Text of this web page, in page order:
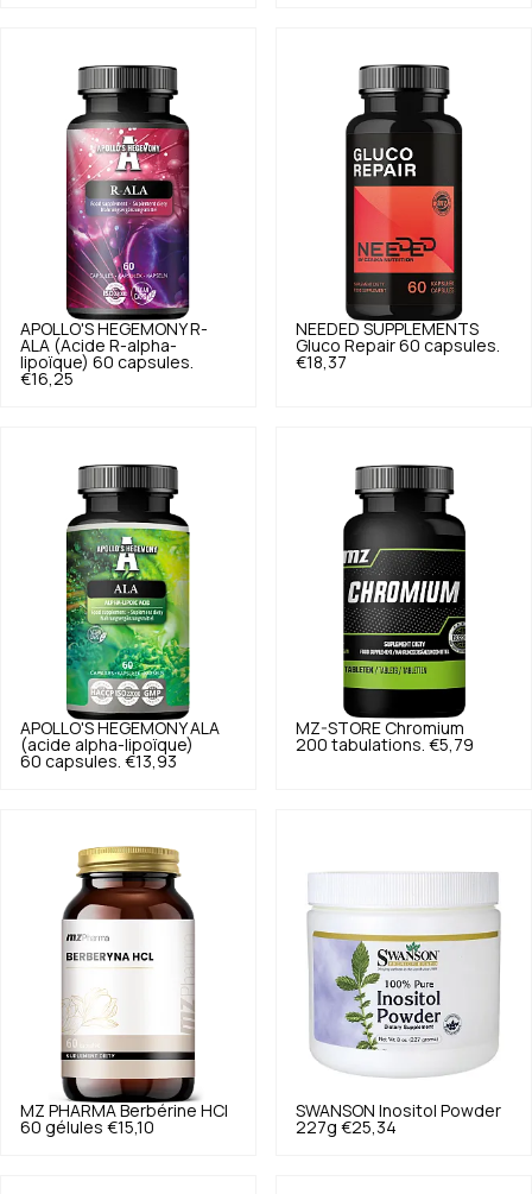
APOLLO'S HEGEMONY R-
ALA (Acide R-alpha-
lipoïque) 60 capsules.
€16,25
NEEDED SUPPLEMENTS
Gluco Repair 60 capsules.
€18,37
APOLLO'S HEGEMONY ALA
(acide alpha-lipoïque)
60 capsules. €13,93
MZ-STORE Chromium
200 tabulations. €5,79
MZ PHARMA Berbérine HCl
60 gélules €15,10
SWANSON Inositol Powder
227g €25,34